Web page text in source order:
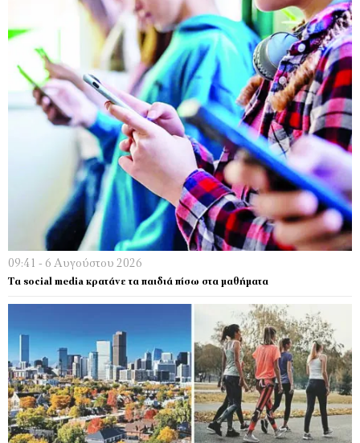
09:41 - 6 Αυγούστου 2026
Τα social media κρατάνε τα παιδιά πίσω στα μαθήματα